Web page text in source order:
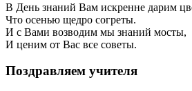
В День знаний Вам искренне дарим
Что осенью щедро согреты.
И с Вами возводим мы знаний мосты,
И ценим от Вас все советы.
Поздравляем учителя